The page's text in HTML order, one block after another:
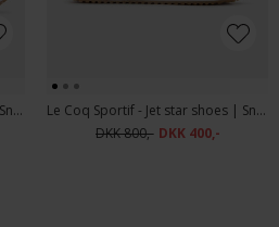
Le Coq Sportif - Jet star shoes | Sneakers 566 Optical White Oak Buff
Le Coq Sportif - Jet star shoes | Sneakers 565 Mermaid
DKK 800,- DKK 400,-